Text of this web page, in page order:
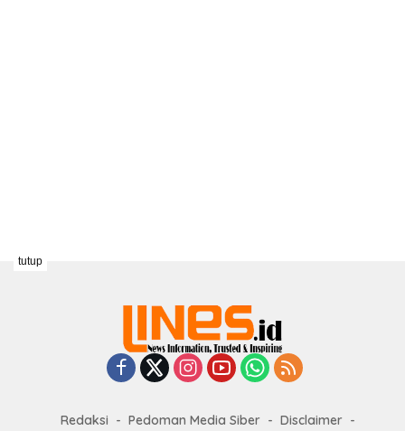
Redaksi Pedoman Media Siber Disclaimer
tutup